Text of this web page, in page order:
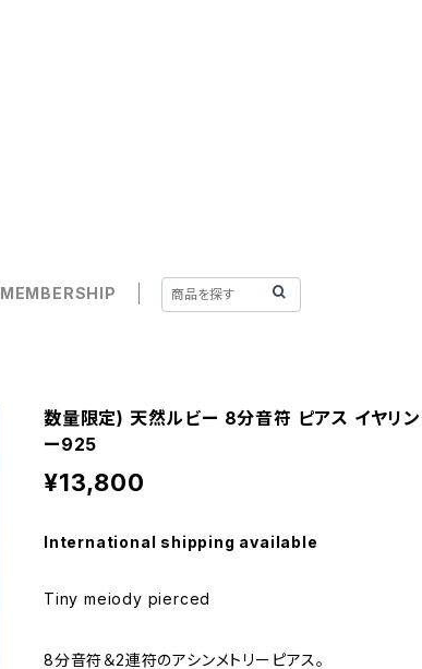
MEMBERSHIP
数量限定) 天然ルビー 8分音符 ピアス イヤリ
ー925
¥13,800
International shipping available
Tiny meiody pierced
8分音符＆2連符のアシンメトリーピアス。